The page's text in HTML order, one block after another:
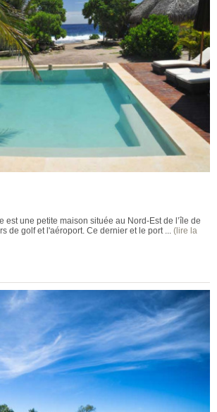
est une petite maison située au Nord-Est de l’île de
de golf et l'aéroport. Ce dernier et le port ... (lire la